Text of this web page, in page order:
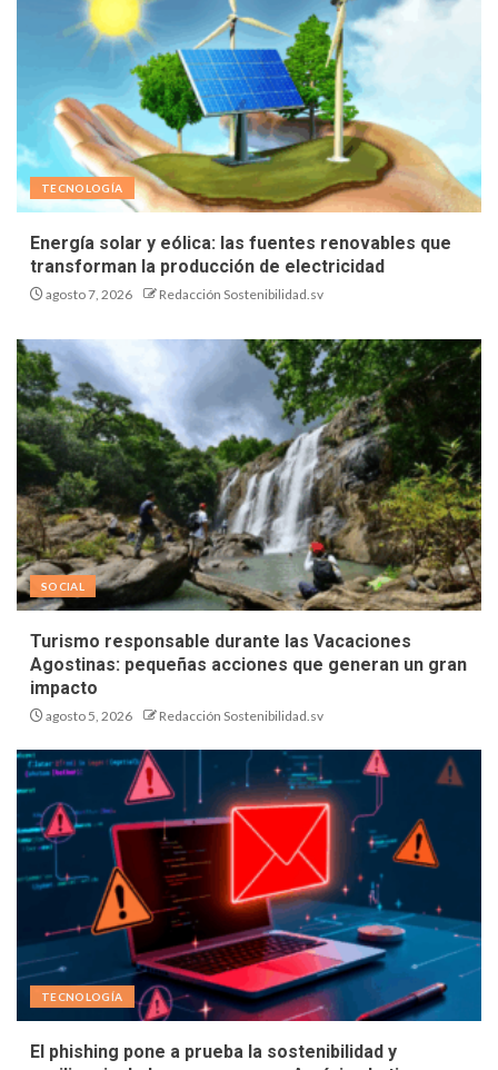
TECNOLOGÍA
Energía solar y eólica: las fuentes renovables que
transforman la producción de electricidad
agosto 7, 2026 Redacción Sostenibilidad.sv
SOCIAL
Turismo responsable durante las Vacaciones
Agostinas: pequeñas acciones que generan un gran
impacto
agosto 5, 2026 Redacción Sostenibilidad.sv
TECNOLOGÍA
El phishing pone a prueba la sostenibilidad y